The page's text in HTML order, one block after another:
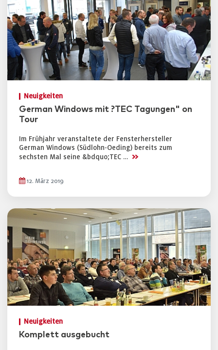
Neuigkeiten
German Windows mit ?TEC Tagungen" on
Tour
Im Frühjahr veranstaltete der Fensterhersteller
German Windows (Südlohn-Oeding) bereits zum
sechsten Mal seine &bdquo;TEC … >>
12. März 2019
Neuigkeiten
Komplett ausgebucht